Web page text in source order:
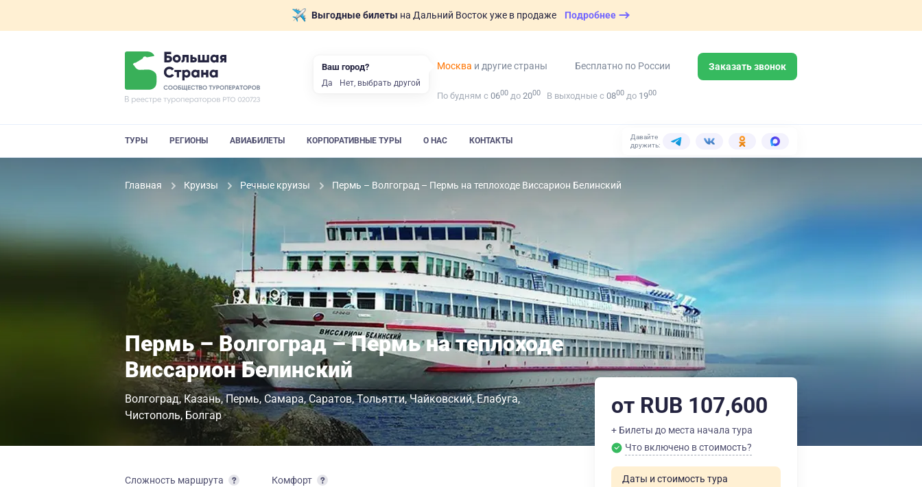
Выгодные билеты на Дальний Восток уже в продаже Подробнее
Москва и другие страны Бесплатно по России Заказать звонок
По будням с 0600 до 2000 В выходные с 0800 до 1900
ТУРЫ РЕГИОНЫ АВИАБИЛЕТЫ КОРПОРАТИВНЫЕ ТУРЫ О НАС КОНТАКТЫ
Давайте
дружить:
Главная Круизы Речные круизы Пермь – Волгоград – Пермь на теплоходе Виссарион Белинский
Пермь – Волгоград – Пермь на теплоходе
Виссарион Белинский
Волгоград Казань Пермь Самара Саратов Тольятти Чайковский Елабуга
Чистополь Болгар
Сложность маршрута Комфорт
от RUB 107,600
+ Билеты до места начала тура
Что включено в стоимость?
Даты и стоимость тура
Ваш город?
Да Нет, выбрать другой